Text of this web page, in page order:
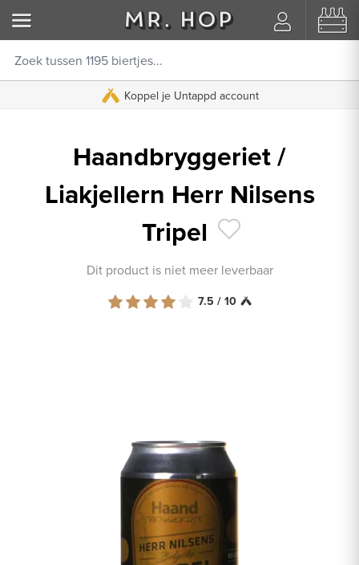
Koppel je Untappd account
Haandbryggeriet /
Liakjellern Herr Nilsens
Tripel
Dit product is niet meer leverbaar
7.5 / 10